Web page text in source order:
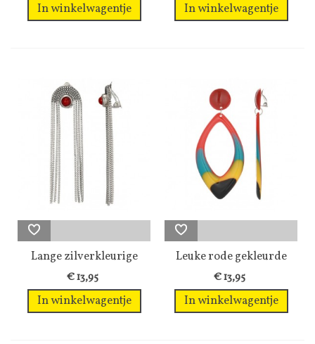
In winkelwagentje In winkelwagentje
Lange zilverkleurige
oorclips...
€ 13,95
In winkelwagentje
Leuke rode gekleurde
oorclips
€ 13,95
In winkelwagentje